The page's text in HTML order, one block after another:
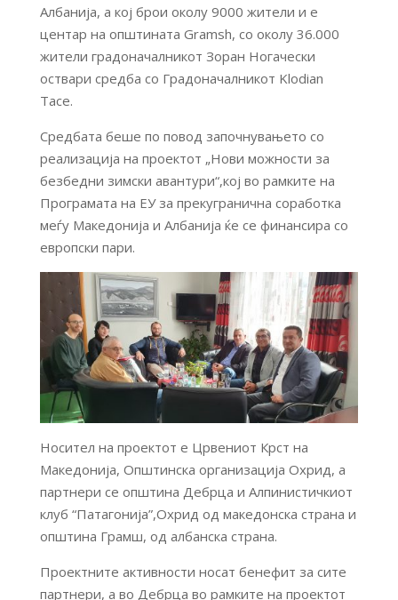
Албанија, а кој брои околу 9000 жители и е
центар на општината Gramsh, со околу 36.000
жители градоначалникот Зоран Ногачески
оствари средба со Градоначалникот Klodian
Tace.
Средбата беше по повод започнувањето со
реализација на проектот „Нови можности за
безбедни зимски авантури“,кој во рамките на
Програмата на ЕУ за прекугранична соработка
меѓу Македонија и Албанија ќе се финансира со
европски пари.
Носител на проектот е Црвениот Крст на
Македонија, Општинска организација Охрид, а
партнери се општина Дебрца и Алпинистичкиот
клуб “Патагонија”,Охрид од македонска страна и
општина Грамш, од албанска страна.
Проектните активности носат бенефит за сите
партнери, а во Дебрца во рамките на проектот